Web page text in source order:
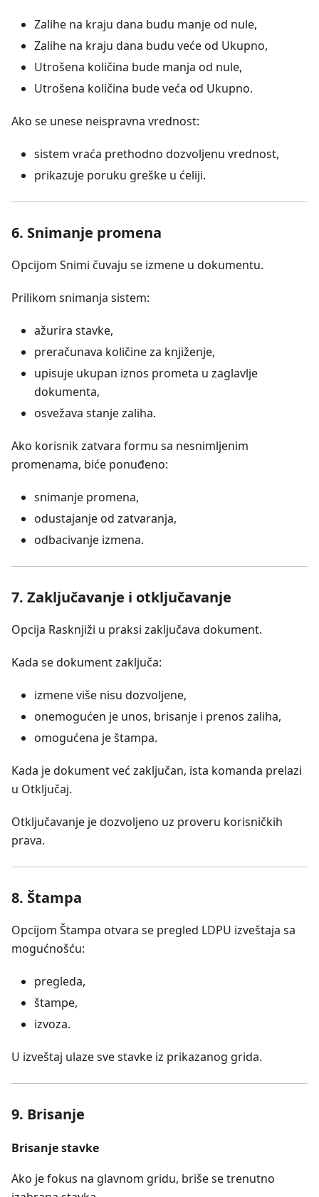
Zalihe na kraju dana budu manje od nule,
Zalihe na kraju dana budu veće od Ukupno,
Utrošena količina bude manja od nule,
Utrošena količina bude veća od Ukupno.
Ako se unese neispravna vrednost:
sistem vraća prethodno dozvoljenu vrednost,
prikazuje poruku greške u ćeliji.
6. Snimanje promena
Opcijom Snimi čuvaju se izmene u dokumentu.
Prilikom snimanja sistem:
ažurira stavke,
preračunava količine za knjiženje,
upisuje ukupan iznos prometa u zaglavlje
dokumenta,
osvežava stanje zaliha.
Ako korisnik zatvara formu sa nesnimljenim
promenama, biće ponuđeno:
snimanje promena,
odustajanje od zatvaranja,
odbacivanje izmena.
7. Zaključavanje i otključavanje
Opcija Rasknjiži u praksi zaključava dokument.
Kada se dokument zaključa:
izmene više nisu dozvoljene,
onemogućen je unos, brisanje i prenos zaliha,
omogućena je štampa.
Kada je dokument već zaključan, ista komanda prelazi
u Otključaj.
Otključavanje je dozvoljeno uz proveru korisničkih
prava.
8. Štampa
Opcijom Štampa otvara se pregled LDPU izveštaja sa
mogućnošću:
pregleda,
štampe,
izvoza.
U izveštaj ulaze sve stavke iz prikazanog grida.
9. Brisanje
Brisanje stavke
Ako je fokus na glavnom gridu, briše se trenutno